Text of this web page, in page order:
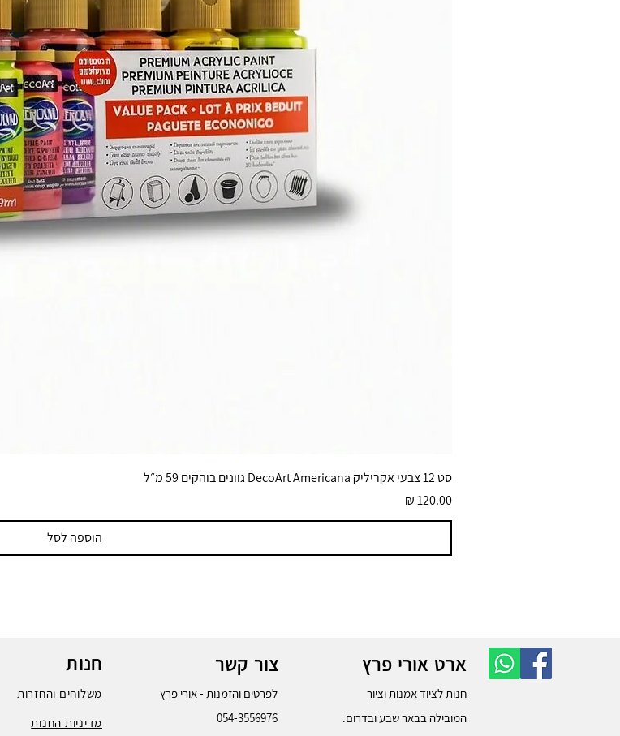
סט 12 צבעי אקריליק DecoArt Americana גוונים בוהקים 59 מ״ל
מחיר
הוספה לסל
חנות
משלוחים והחזרות
מדיניות החנות
צור קשר
לפרטים והזמנות - אורי פרץ
054-3556976
ארט אורי פרץ
חנות לציוד אמנות וציור
המובילה בבאר שבע ובדרום.